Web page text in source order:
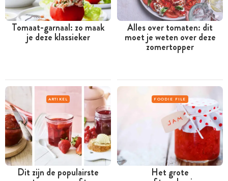
Tomaat-garnaal: zo maak
je deze klassieker
Alles over tomaten: dit
moet je weten over deze
zomertopper
ARTIKEL
Dit zijn de populairste
FOODIE FILE
Het grote